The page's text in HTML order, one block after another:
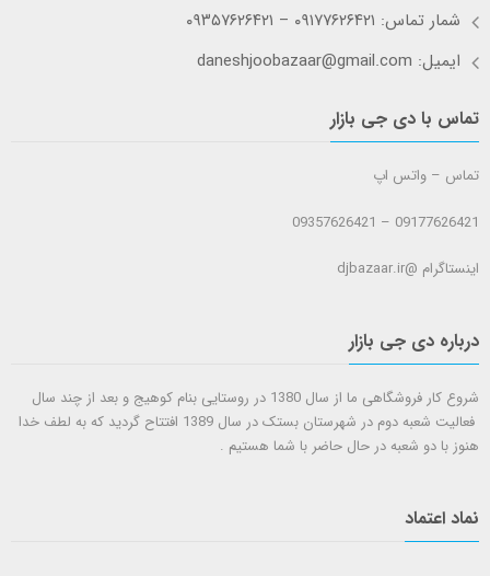
شمار تماس: ۰۹۱۷۷۶۲۶۴۲۱ – ۰۹۳۵۷۶۲۶۴۲۱
ایمیل: daneshjoobazaar@gmail.com
تماس با دی جی بازار
تماس – واتس اپ
09177626421 – 09357626421
اینستاگرام @djbazaar.ir
درباره دی جی بازار
شروع کار فروشگاهی ما از سال 1380 در روستایی بنام کوهیج و بعد از چند سال
فعالیت شعبه دوم در شهرستان بستک در سال 1389 افتتاح گردید که به لطف خدا
هنوز با دو شعبه در حال حاضر با شما هستيم .
نماد اعتماد